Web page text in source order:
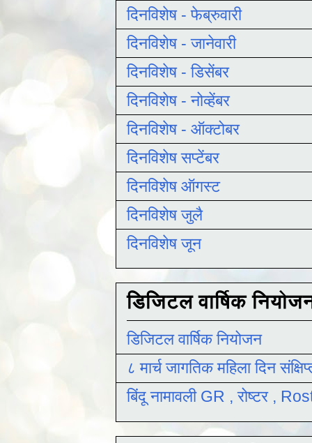
दिनविशेष - फेब्रुवारी
दिनविशेष - जानेवारी
दिनविशेष - डिसेंबर
दिनविशेष - नोव्हेंबर
दिनविशेष - ऑक्टोबर
दिनविशेष सप्टेंबर
दिनविशेष ऑगस्ट
दिनविशेष जुलै
दिनविशेष जून
डिजिटल वार्षिक
डिजिटल वार्षिक नियोजन
८ मार्च जागतिक महिला दिन
बिंदू नामावली GR , रोष्टर ,